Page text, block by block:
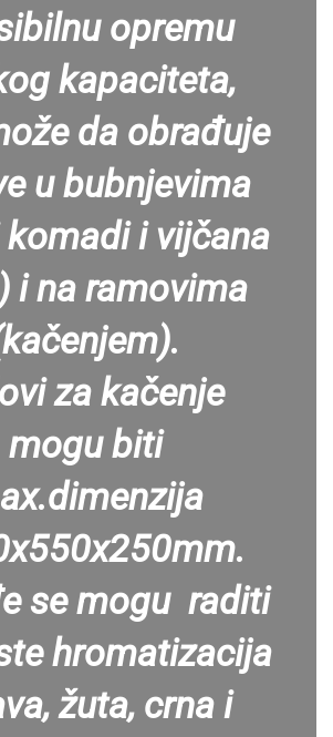
opremu
kapaciteta,
da obrađuje
u bubnjevima
i vijčana
i na ramovima
za kačenje
mogu biti
se mogu raditi
hromatizacija
žuta, crna i